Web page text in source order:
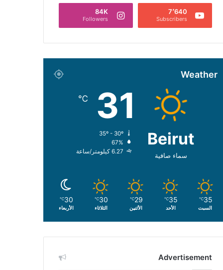
7٬640
Subscribers
84K
Followers
Weather
Beirut
سماء صافية
31
℃
67%
6.27 كيلومتر/ساعة
35
℃
السبت
35
℃
الأحد
29
℃
الأثنين
30
℃
الثلاثاء
30
℃
الأربعاء
Advertisement